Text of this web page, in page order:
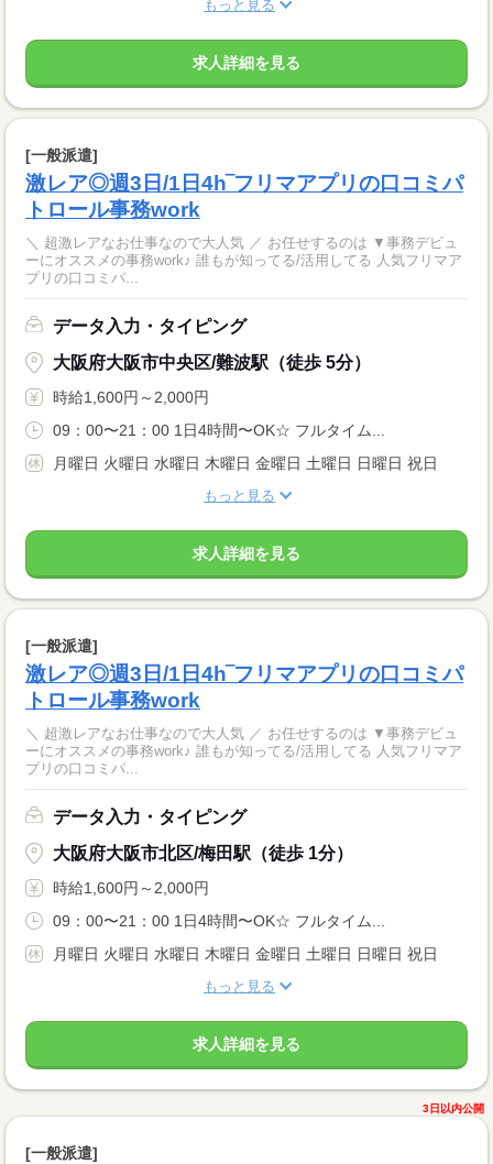
もっと見る
求人詳細を見る
[一般派遣]
激レア◎週3日/1日4h‾フリマアプリの口コミパ
トロール事務work
＼ 超激レアなお仕事なので大人気 ／ お任せするのは ▼事務デビュ
ーにオススメの事務work♪ 誰もが知ってる/活用してる 人気フリマア
プリの口コミパ...
データ入力・タイピング
大阪府大阪市中央区/難波駅（徒歩 5分）
時給1,600円～2,000円
09：00〜21：00 1日4時間〜OK☆ フルタイム...
月曜日 火曜日 水曜日 木曜日 金曜日 土曜日 日曜日 祝日
もっと見る
求人詳細を見る
[一般派遣]
激レア◎週3日/1日4h‾フリマアプリの口コミパ
トロール事務work
＼ 超激レアなお仕事なので大人気 ／ お任せするのは ▼事務デビュ
ーにオススメの事務work♪ 誰もが知ってる/活用してる 人気フリマア
プリの口コミパ...
データ入力・タイピング
大阪府大阪市北区/梅田駅（徒歩 1分）
時給1,600円～2,000円
09：00〜21：00 1日4時間〜OK☆ フルタイム...
月曜日 火曜日 水曜日 木曜日 金曜日 土曜日 日曜日 祝日
もっと見る
求人詳細を見る
3日以内公開
[一般派遣]